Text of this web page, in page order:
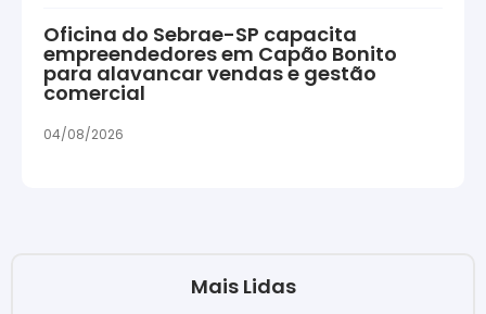
Oficina do Sebrae-SP capacita
empreendedores em Capão Bonito
para alavancar vendas e gestão
comercial
04/08/2026
Mais Lidas